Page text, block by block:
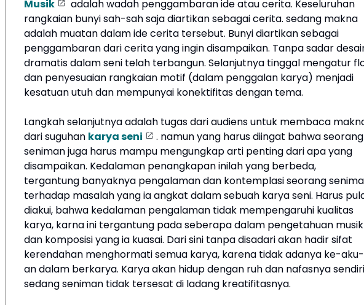
Musik
adalah wadah penggambaran ide atau cerita. Keseluruhan
rangkaian bunyi sah-sah saja diartikan sebagai cerita. sedang makna
adalah muatan dalam ide cerita tersebut. Bunyi diartikan sebagai
penggambaran dari cerita yang ingin disampaikan. Tanpa sadar
dramatis dalam seni telah terbangun. Selanjutnya tinggal mengatur
dan penyesuaian rangkaian motif (dalam penggalan karya) menjadi
kesatuan utuh dan mempunyai konektifitas dengan tema.
Langkah selanjutnya adalah tugas dari audiens untuk membaca
dari suguhan karya seni
. namun yang harus diingat bahwa seorang
seniman juga harus mampu mengungkap arti penting dari apa yang
disampaikan. Kedalaman penangkapan inilah yang berbeda,
tergantung banyaknya pengalaman dan kontemplasi seorang
terhadap masalah yang ia angkat dalam sebuah karya seni. Harus
diakui, bahwa kedalaman pengalaman tidak mempengaruhi kualitas
karya, karna ini tergantung pada seberapa dalam pengetahuan musik
dan komposisi yang ia kuasai. Dari sini tanpa disadari akan hadir sifat
kerendahan menghormati semua karya, karena tidak adanya ke-aku-
an dalam berkarya. Karya akan hidup dengan ruh dan nafasnya
sedang seniman tidak tersesat di ladang kreatifitasnya.